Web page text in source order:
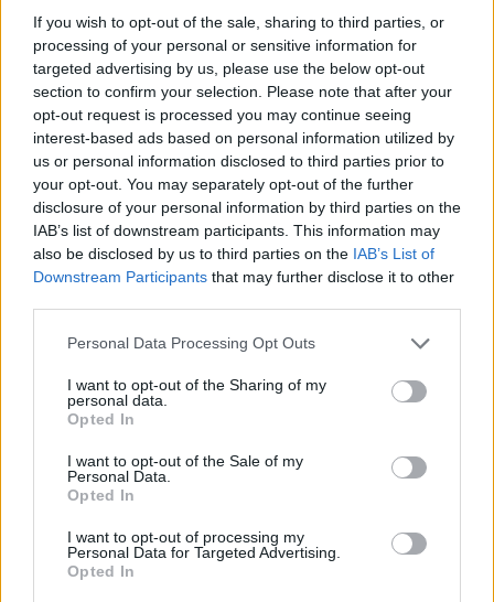
If you wish to opt-out of the sale, sharing to third parties, or
processing of your personal or sensitive information for
targeted advertising by us, please use the below opt-out
section to confirm your selection. Please note that after your
opt-out request is processed you may continue seeing
interest-based ads based on personal information utilized by
us or personal information disclosed to third parties prior to
your opt-out. You may separately opt-out of the further
disclosure of your personal information by third parties on the
IAB’s list of downstream participants. This information may
also be disclosed by us to third parties on the IAB’s List of
Downstream Participants that may further disclose it to other
Personal Data Processing Opt Outs
I want to opt-out of the Sharing of my
personal data.
Opted In
I want to opt-out of the Sale of my
Personal Data.
Opted In
I want to opt-out of processing my
Personal Data for Targeted Advertising.
Opted In
Il 25 giugno scorso
l'Assemblea
straordinaria dei Soci
della Fondazione
Teatro Regionale
Alessandrino, di cui la
Regione è socio
fondatore, ha
deliberato la sua
liquidazione con voto
unanime. Quella della
Fondazione
alessandrina è una crisi
soprattutto di natura
finanziaria che deriva
anche dalla reiterata
inadempienza dei Soci,
tra…
1 Luglio 2013
In "Alessandria"
grave per i lavoratori
del teatro Regionale
Alessandrino: mentre si
allungano i tempi della
bonifica del teatro e 7
lavoratori si trovano da
aprile in cassa
integrazione, i
sindacati denunciano la
carenza di fondi
dell’ente. "La
presidenza – dicono i
sindacati - ha
comunicato ai
27 Giugno 2012
In "Alessandria"
ALESSANDRIA: Un
incontro con Rossa
per il futuro sempre
più fosco dei 15
lavoratori del Teatro
Regionale
Lunedì mattina, in
incontro tra
l’Amministrazione
Comunale e le
Sindacali sulla
drammatica situazione
Teatro Regionale
Alessandrino, dei 15
lavoratori attualmente
In "Alessandria"